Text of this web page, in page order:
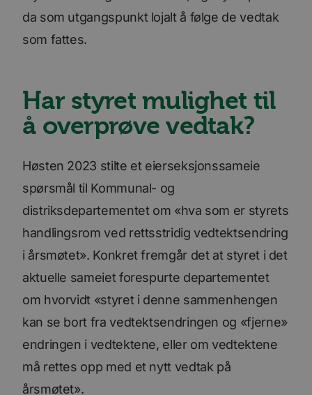
da som utgangspunkt lojalt å følge de vedtak
som fattes.
Har styret mulighet til
å overprøve vedtak?
Høsten 2023 stilte et eierseksjonssameie
spørsmål til Kommunal- og
distriksdepartementet om «hva som er styrets
handlingsrom ved rettsstridig vedtektsendring
i årsmøtet». Konkret fremgår det at styret i det
aktuelle sameiet forespurte departementet
om hvorvidt «styret i denne sammenhengen
kan se bort fra vedtektsendringen og «fjerne»
endringen i vedtektene, eller om vedtektene
må rettes opp med et nytt vedtak på
årsmøtet».